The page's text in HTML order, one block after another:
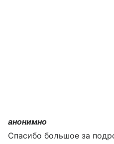
анонимно
Спасибо большое за